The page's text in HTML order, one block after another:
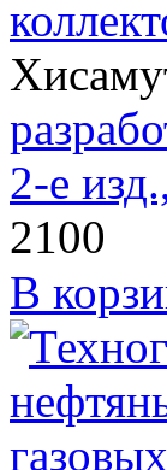
2-е
2100
В